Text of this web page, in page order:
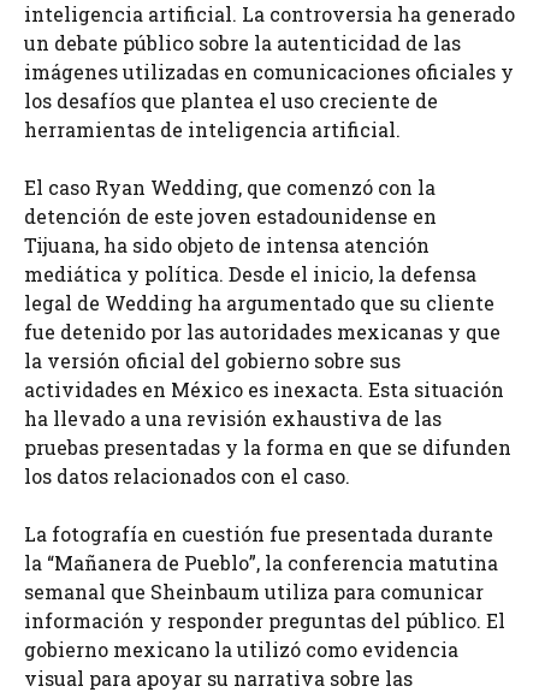
inteligencia artificial. La controversia ha generado
un debate público sobre la autenticidad de las
imágenes utilizadas en comunicaciones oficiales y
los desafíos que plantea el uso creciente de
herramientas de inteligencia artificial.
El caso Ryan Wedding, que comenzó con la
detención de este joven estadounidense en
Tijuana, ha sido objeto de intensa atención
mediática y política. Desde el inicio, la defensa
legal de Wedding ha argumentado que su cliente
fue detenido por las autoridades mexicanas y que
la versión oficial del gobierno sobre sus
actividades en México es inexacta. Esta situación
ha llevado a una revisión exhaustiva de las
pruebas presentadas y la forma en que se difunden
los datos relacionados con el caso.
La fotografía en cuestión fue presentada durante
la “Mañanera de Pueblo”, la conferencia matutina
semanal que Sheinbaum utiliza para comunicar
información y responder preguntas del público. El
gobierno mexicano la utilizó como evidencia
visual para apoyar su narrativa sobre las